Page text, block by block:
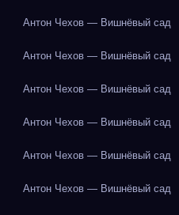
Антон Чехов — Вишнёвый сад
Антон Чехов — Вишнёвый сад
Антон Чехов — Вишнёвый сад
Антон Чехов — Вишнёвый сад
Антон Чехов — Вишнёвый сад
Антон Чехов — Вишнёвый сад